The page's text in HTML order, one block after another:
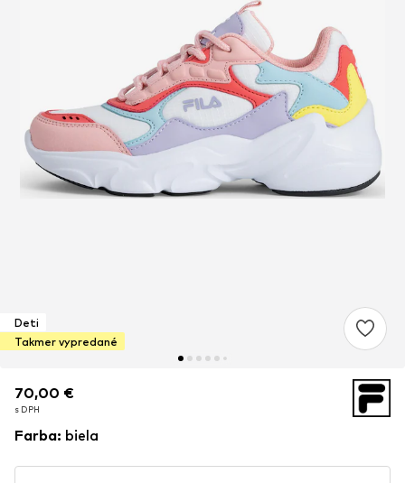
Deti
Takmer vypredané
70,00 €
s DPH
70,00 €
s DPH
70,00 €
s DPH
Farba: biela